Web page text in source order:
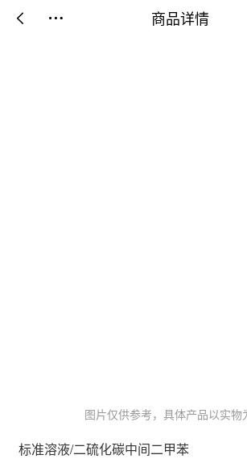
商品详情
 
图片仅供参考，具体产品以实物
标准溶液/二硫化碳中间二甲苯